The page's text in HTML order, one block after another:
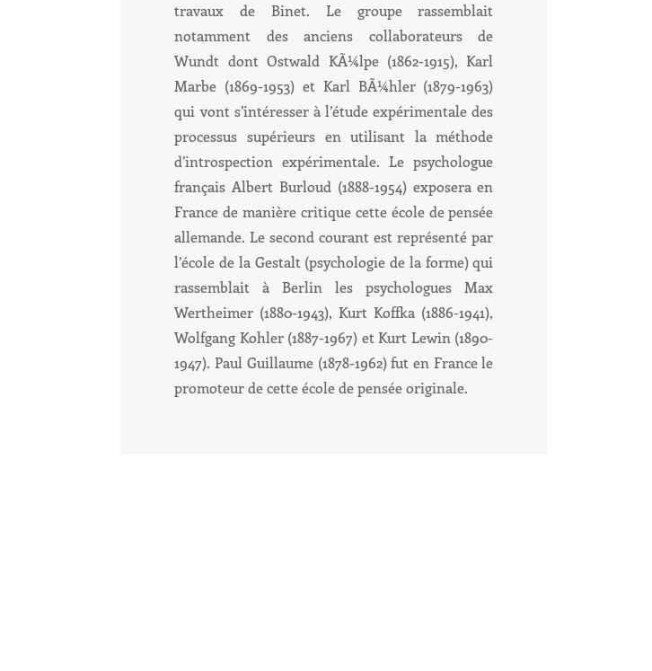
travaux de Binet. Le groupe rassemblait
notamment des anciens collaborateurs de
Wundt dont Ostwald KÃ¼lpe (1862-1915), Karl
Marbe (1869-1953) et Karl BÃ¼hler (1879-1963)
qui vont s’intéresser à l’étude expérimentale des
processus supérieurs en utilisant la méthode
d’introspection expérimentale. Le psychologue
français Albert Burloud (1888-1954) exposera en
France de manière critique cette école de pensée
allemande. Le second courant est représenté par
l’école de la Gestalt (psychologie de la forme) qui
rassemblait à Berlin les psychologues Max
Wertheimer (1880-1943), Kurt Koffka (1886-1941),
Wolfgang Kohler (1887-1967) et Kurt Lewin (1890-
1947). Paul Guillaume (1878-1962) fut en France le
promoteur de cette école de pensée originale.